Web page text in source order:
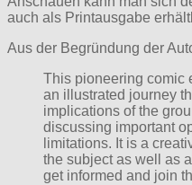
auch als Printausgabe
Aus der Begründung der
This pioneering comic
an illustrated journey
implications of the
discussing important
limitations. It is a
the subject as well as
get informed and join